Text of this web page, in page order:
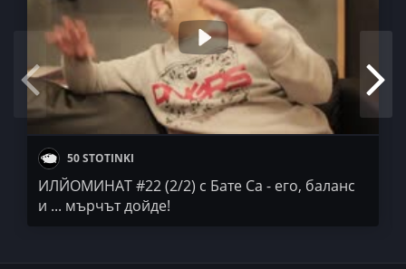
50 STOTINKI
ИЛЙОМИНАТ #22 (2/2) с Бате Са - его, баланс
и ... мърчът дойде!